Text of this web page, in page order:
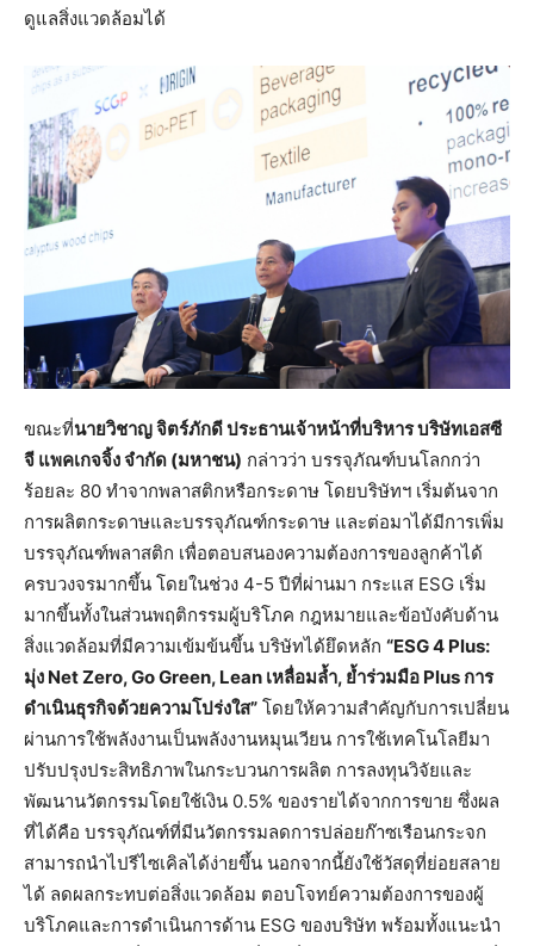
ดูแลสิ่งแวดล้อมได้
ขณะที่นายวิชาญ จิตร์ภักดี ประธานเจ้าหน้าที่บริหาร บริษัทเอสซี
จี แพคเกจจิ้ง จำกัด (มหาชน) กล่าวว่า บรรจุภัณฑ์บนโลกกว่า
ร้อยละ 80 ทำจากพลาสติกหรือกระดาษ โดยบริษัทฯ เริ่มต้นจาก
การผลิตกระดาษและบรรจุภัณฑ์กระดาษ และต่อมาได้มีการเพิ่ม
บรรจุภัณฑ์พลาสติก เพื่อตอบสนองความต้องการของลูกค้าได้
ครบวงจรมากขึ้น โดยในช่วง 4-5 ปีที่ผ่านมา กระแส ESG เริ่ม
มากขึ้นทั้งในส่วนพฤติกรรมผู้บริโภค กฎหมายและข้อบังคับด้าน
สิ่งแวดล้อมที่มีความเข้มข้นขึ้น บริษัทได้ยึดหลัก “ESG 4 Plus:
มุ่ง Net Zero, Go Green, Lean เหลื่อมล้ำ, ย้ำร่วมมือ Plus การ
ดำเนินธุรกิจด้วยความโปร่งใส” โดยให้ความสำคัญกับการเปลี่ยน
ผ่านการใช้พลังงานเป็นพลังงานหมุนเวียน การใช้เทคโนโลยีมา
ปรับปรุงประสิทธิภาพในกระบวนการผลิต การลงทุนวิจัยและ
พัฒนานวัตกรรมโดยใช้เงิน 0.5% ของรายได้จากการขาย ซึ่งผล
ที่ได้คือ บรรจุภัณฑ์ที่มีนวัตกรรมลดการปล่อยก๊าซเรือนกระจก
สามารถนำไปรีไซเคิลได้ง่ายขึ้น นอกจากนี้ยังใช้วัสดุที่ย่อยสลาย
ได้ ลดผลกระทบต่อสิ่งแวดล้อม ตอบโจทย์ความต้องการของผู้
บริโภคและการดำเนินการด้าน ESG ของบริษัท พร้อมทั้งแนะนำ